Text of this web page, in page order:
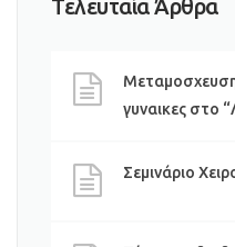
Τελευταία Άρθρα
γυναικες στο
Σεμινάριο